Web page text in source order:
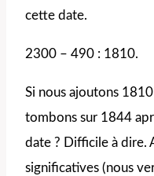
cette date.
2300 – 490 : 1810.
Si nous ajoutons 1810
tombons sur 1844
date ? Difficile à dire.
significatives (nous